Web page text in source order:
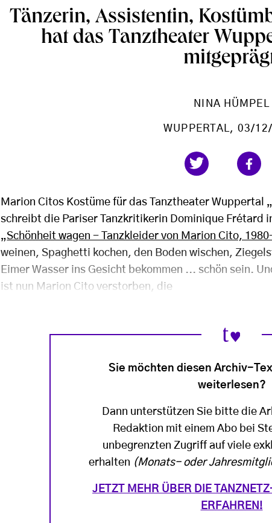
Tänzerin, Assistentin,
hat das Tanztheater
NINA HÜMPEL
WUPPERTAL , 03/
Marion Citos Kostüme für das Tanztheater Wuppertal
schreibt die Pariser Tanzkritikerin Dominique Frétard
„Schönheit wagen - Tanzkleider von Marion Cito,
weinen, Spaghetti kochen, den Boden wischen,
Eimer Wasser ins Gesicht bekommen ... schön sein.
ist nun Marion Cito verstorben, die
Sie möchten diesen Archiv-
weiterlesen?
Dann unterstützen Sie bitte die
Redaktion mit einem Abo bei
unbegrenzten Zugriff auf viele
erhalten (Monats- oder
JETZT MEHR ÜBER DIE
ERFAHREN!